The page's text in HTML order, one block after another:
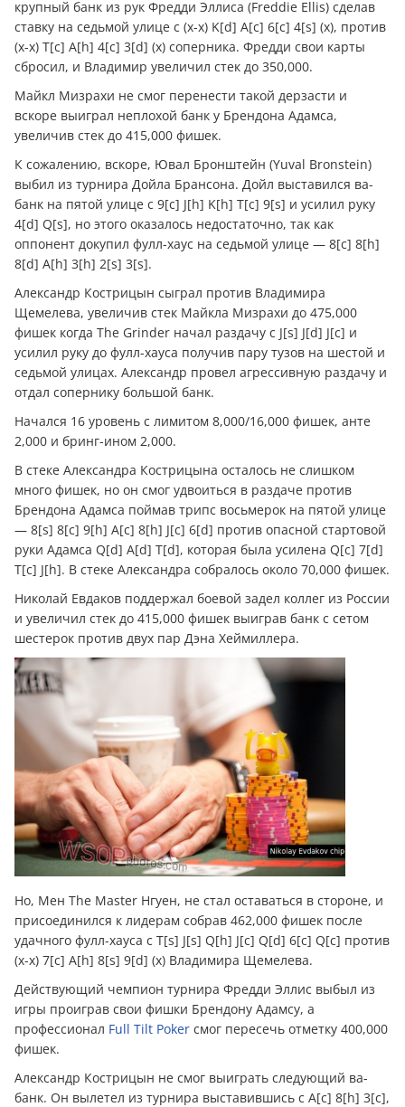
крупный банк из рук Фредди Эллиса (Freddie Ellis) сделав
ставку на седьмой улице с (x-x) K[d] A[c] 6[c] 4[s] (x), против
(x-x) T[c] A[h] 4[c] 3[d] (x) соперника. Фредди свои карты
сбросил, и Владимир увеличил стек до 350,000.
Майкл Мизрахи не смог перенести такой дерзасти и
вскоре выиграл неплохой банк у Брендона Адамса,
увеличив стек до 415,000 фишек.
К сожалению, вскоре, Ювал Бронштейн (Yuval Bronstein)
выбил из турнира Дойла Брансона. Дойл выставился ва-
банк на пятой улице с 9[c] J[h] K[h] T[c] 9[s] и усилил руку
4[d] Q[s], но этого оказалось недостаточно, так как
оппонент докупил фулл-хаус на седьмой улице — 8[c] 8[h]
8[d] A[h] 3[h] 2[s] 3[s].
Александр Кострицын сыграл против Владимира
Щемелева, увеличив стек Майкла Мизрахи до 475,000
фишек когда The Grinder начал раздачу с J[s] J[d] J[c] и
усилил руку до фулл-хауса получив пару тузов на шестой и
седьмой улицах. Александр провел агрессивную раздачу и
отдал сопернику большой банк.
Начался 16 уровень с лимитом 8,000/16,000 фишек, анте
2,000 и бринг-ином 2,000.
В стеке Александра Кострицына осталось не слишком
много фишек, но он смог удвоиться в раздаче против
Брендона Адамса поймав трипс восьмерок на пятой улице
— 8[s] 8[c] 9[h] A[c] 8[h] J[c] 6[d] против опасной стартовой
руки Адамса Q[d] A[d] T[d], которая была усилена Q[c] 7[d]
T[c] J[h]. В стеке Александра собралось около 70,000 фишек.
Николай Евдаков поддержал боевой задел коллег из России
и увеличил стек до 415,000 фишек выиграв банк с сетом
шестерок против двух пар Дэна Хеймиллера.
Но, Мен The Master Нгуен, не стал оставаться в стороне, и
присоединился к лидерам собрав 462,000 фишек после
удачного фулл-хауса с T[s] J[s] Q[h] J[c] Q[d] 6[c] Q[c] против
(x-x) 7[c] A[h] 8[s] 9[d] (x) Владимира Щемелева.
Действующий чемпион турнира Фредди Эллис выбыл из
игры проиграв свои фишки Брендону Адамсу, а
профессионал Full Tilt Poker смог пересечь отметку 400,000
фишек.
Александр Кострицын не смог выиграть следующий ва-
банк. Он вылетел из турнира выставившись с A[c] 8[h] 3[c],